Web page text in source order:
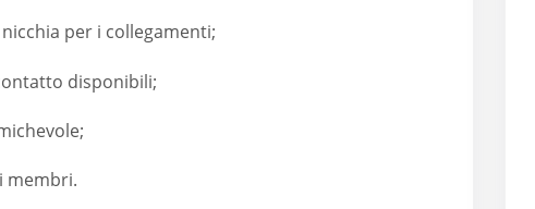
per i collegamenti;
disponibili;
membri.